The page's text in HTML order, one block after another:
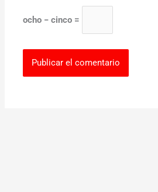
ocho − cinco =